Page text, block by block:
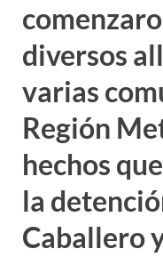
diversos
varias
Región
hechos
la
Caballero